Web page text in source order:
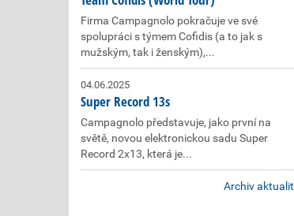
Firma Campagnolo pokračuje ve své
spolupráci s týmem Cofidis (a to jak s
mužským, tak i ženským),...
04.06.2025
Super Record 13s
Campagnolo představuje, jako první na
světě, novou elektronickou sadu Super
Record 2x13, která je...
Archiv aktualit